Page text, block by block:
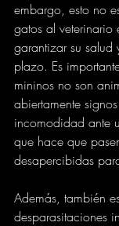
embargo, esto no
gatos al veterinario
garantizar su salud
plazo. Es
mininos no son
abiertamente
incomodidad ante
que hace que
desapercibidas
Además, también
desparasitaciones